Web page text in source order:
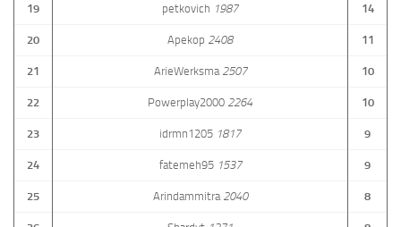
19 petkovich 1987 14
20 Apekop 2408 11
21 ArieWerksma2507 10
22 Powerplay2000 2264 10
23 idrmn1205 1817 9
24 fatemeh951537 9
25 Arindammitra2040 8